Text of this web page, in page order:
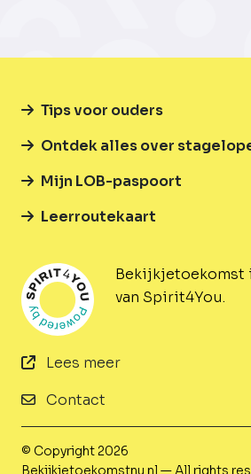
van Spirit4You.
Lees meer
Contact
Tips voor ouders
Ontdek alles over
Mijn LOB-paspoort
Leerroutekaart
© Copyright 2026
Bekijkjetoekomstnu.nl — All rights